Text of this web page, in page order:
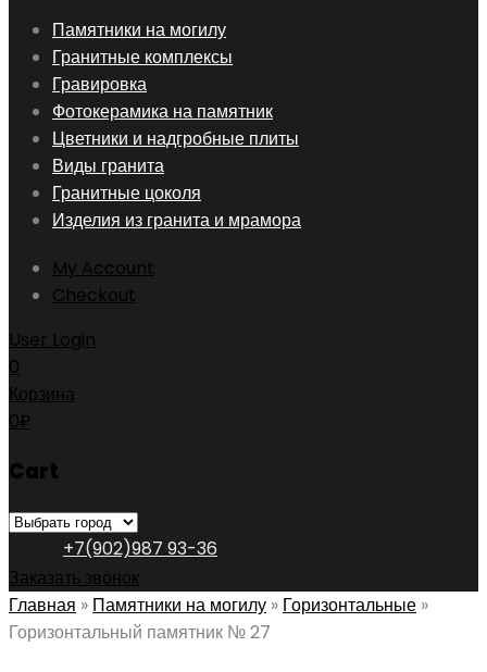
Skip
content
Памятники на могилу
Гранитные комплексы
Гравировка
Фотокерамика на памятник
Цветники и надгробные плиты
Виды гранита
Гранитные цоколя
Изделия из гранита и мрамора
My Account
Checkout
User Login
0
Корзина
0₽
Cart
+7(902)987 93-36
Заказать звонок
Главная » Памятники на могилу » Горизонтальные »
Горизонтальный памятник № 27